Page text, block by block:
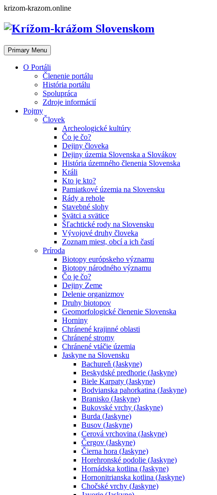
Skip
content
krizom-krazom.online
Primary Menu
O Portáli
Členenie portálu
História portálu
Spolupráca
Zdroje informácií
Pojmy
Človek
Archeologické kultúry
Čo je čo?
Dejiny človeka
Dejiny územia Slovenska a Slovákov
História územného členenia Slovenska
Králi
Kto je kto?
Pamiatkové územia na Slovensku
Rády a rehole
Stavebné slohy
Svätci a svätice
Šľachtické rody na Slovensku
Vývojové druhy človeka
Zoznam miest, obcí a ich častí
Príroda
Biotopy európskeho významu
Biotopy národného významu
Čo je čo?
Dejiny Zeme
Delenie organizmov
Druhy biotopov
Geomorfologické členenie Slovenska
Horniny
Chránené krajinné oblasti
Chránené stromy
Chránené vtáčie územia
Jaskyne na Slovensku
Bachureň (Jaskyne)
Beskydské predhorie (Jaskyne)
Biele Karpaty (Jaskyne)
Bodvianska pahorkatina (Jaskyne)
Branisko (Jaskyne)
Bukovské vrchy (Jaskyne)
Burda (Jaskyne)
Busov (Jaskyne)
Cerová vrchovina (Jaskyne)
Čergov (Jaskyne)
Čierna hora (Jaskyne)
Horehronské podolie (Jaskyne)
Hornádska kotlina (Jaskyne)
Hornonitrianska kotlina (Jaskyne)
Chočské vrchy (Jaskyne)